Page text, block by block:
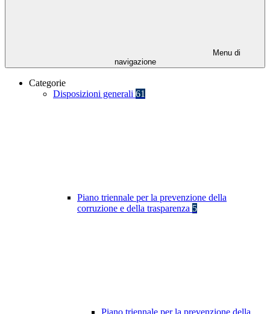
Menu di
navigazione
Categorie
Disposizioni generali 61
Piano triennale per la prevenzione della
corruzione e della trasparenza 5